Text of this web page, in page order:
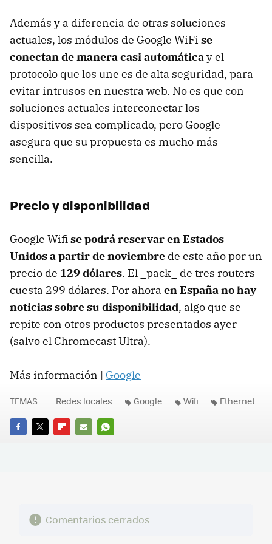
Además y a diferencia de otras soluciones
actuales, los módulos de Google WiFi se
conectan de manera casi automáticay el
protocolo que los une es de alta seguridad, para
evitar intrusos en nuestra web. No es que con
soluciones actuales interconectar los
dispositivos sea complicado, pero Google
asegura que su propuesta es mucho más
sencilla.
Precio y disponibilidad
Google Wifise podrá reservar en Estados
Unidos a partir de noviembre de este año por un
precio de 129 dólares. El _pack_ de tres routers
cuesta 299 dólares. Por ahora en España no hay
noticias sobre su disponibilidad, algo que se
repite con otros productos presentados ayer
(salvo el Chromecast Ultra).
Más información | Google
FACEBOOK
TWITTERFLIPBOARD
E-
WHATSAPP
TEMAS Redes locales Google Wifi Ethernet
Comentarios cerrados